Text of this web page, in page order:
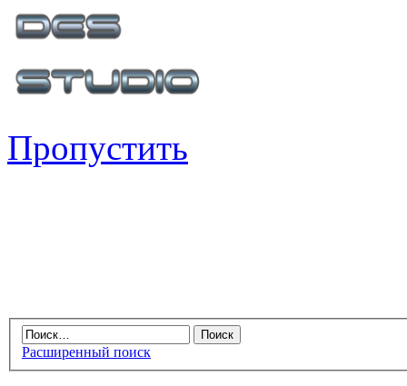
Пропустить
Расширенный поиск